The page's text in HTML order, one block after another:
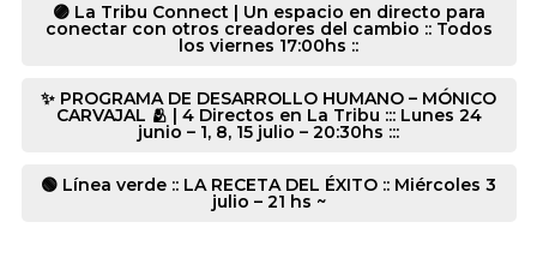
🟣 La Tribu Connect | Un espacio en directo para
conectar con otros creadores del cambio :: Todos
los viernes 17:00hs ::
✨ PROGRAMA DE DESARROLLO HUMANO – MÓNICO
CARVAJAL 🫂 | 4 Directos en La Tribu ::: Lunes 24
junio – 1, 8, 15 julio – 20:30hs :::
🟢 Línea verde :: LA RECETA DEL ÉXITO :: Miércoles 3
julio – 21 hs ~